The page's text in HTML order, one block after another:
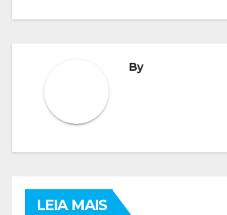
By
LEIA MAIS